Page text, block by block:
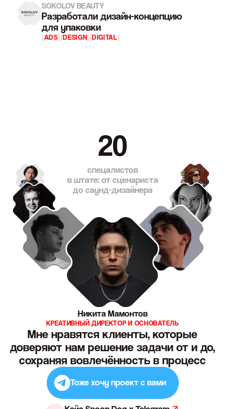
SOKOLOV BEAUTY
Разработали дизайн-концепцию
для упаковки
[ADS][DESIGN][DIGITAL]
20
спецалистов
в штате: от сценариста
до саунд-дизайнера
Никита Мамонтов
КРЕАТИВНЫЙ ДИРЕКТОР И ОСНОВАТЕЛЬ
Мне нравятся клиенты, которые
доверяют нам решение задачи от и до,
сохраняя вовлечённость в процесс
Тоже хочу проект с вами